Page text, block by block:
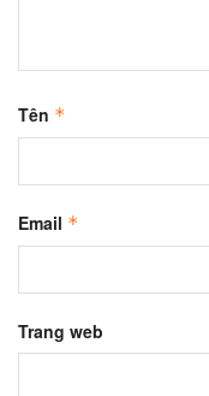
Tên *
Email *
Trang web